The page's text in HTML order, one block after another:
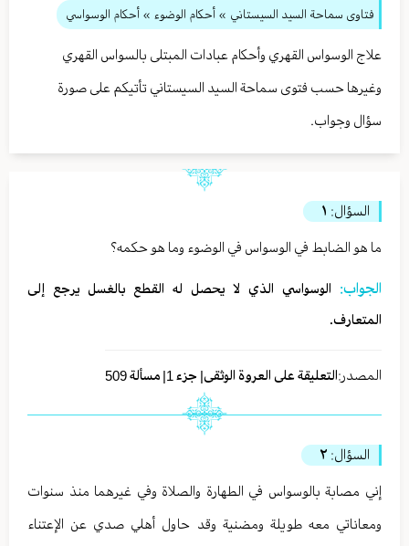
فتاوى سماحة السيد السيستاني » أحكام الوضوء » أحكام الوسواسي
علاج الوسواس القهري وأحكام عبادات المبتلى بالسواس القهري
وغيرها حسب فتوى سماحة السيد السيستاني تأتيكم على صورة
سؤال وجواب.
السؤال: ١
ما هو الضابط في الوسواس في الوضوء وما هو حكمه؟
الجواب: الوسواسي الذي لا يحصل له القطع بالغسل يرجع إلى
المتعارف.
المصدر:التعليقة على العروة الوثقى| جزء 1| مسألة 509
السؤال: ٢
إني مصابة بالوسواس في الطهارة والصلاة وفي غيرهما منذ سنوات
ومعاناتي معه طويلة ومضنية وقد حاول أهلي صدي عن الإعتناء